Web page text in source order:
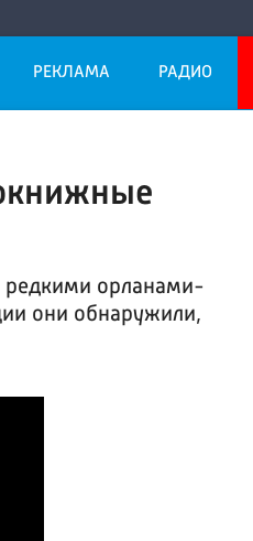
РЕКЛАМА РАДИО
редкими орланами-
они обнаружили,